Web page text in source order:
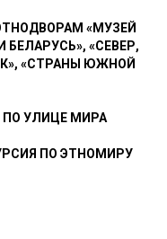
«МУЗЕЙ
БЕЛАРУСЬ», «СЕВЕР,
«СТРАНЫ ЮЖНОЙ
ПО УЛИЦЕ МИРА
ПО ЭТНОМИРУ